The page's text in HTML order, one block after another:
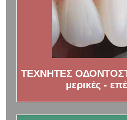
ΤΕΧΝΗΤΕΣ
μερικές -